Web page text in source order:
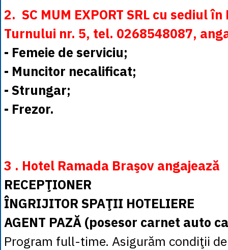
2. SC MUM EXPORT SRL cu sediul
Turnului nr. 5, tel. 0268548087,
- Femeie de serviciu;
- Muncitor necalificat;
- Strungar;
- Frezor.
3 . Hotel Ramada Braşov angajează
RECEPŢIONER
ÎNGRIJITOR SPAŢII HOTELIERE
AGENT PAZĂ (posesor carnet auto
Program full-time. Asigurăm condiţii